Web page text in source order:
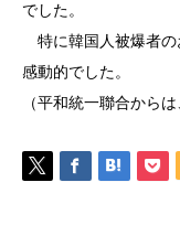
でした。
特に韓国人被爆者の
感動的でした。
（平和統一聯合から